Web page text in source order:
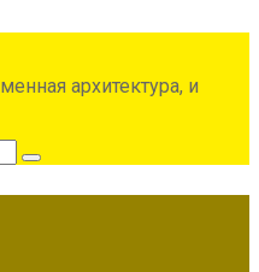
архитектура, и